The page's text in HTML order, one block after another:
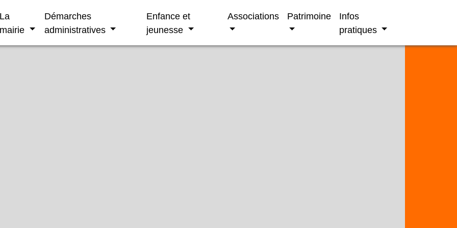
La
mairie
Démarches
administratives
Enfance et
jeunesse
Associations Patrimoine
Infos
pratiques